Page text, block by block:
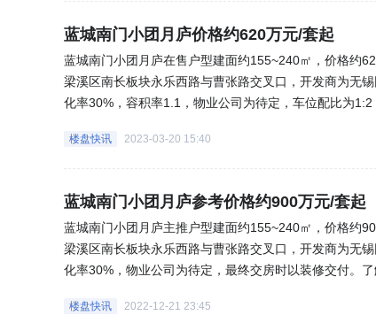
蓝城南门小团月庐价格约620万元/套起
蓝城南门小团月庐在售户型建面约155~240㎡，价格约
梁溪区南长板块永乐西路与曹张路交叉口，开发商为无
化率30%，容积率1.1，物业公司为待定，车位配比为
楼盘快讯 2023-03-20 15:40
蓝城南门小团月庐参考价格约900万元/套起
蓝城南门小团月庐主推户型建面约155~240㎡，价格约
梁溪区南长板块永乐西路与曹张路交叉口，开发商为无
化率30%，物业公司为待定，最终交房时以装修交付。
楼盘快讯 2022-12-21 23:45